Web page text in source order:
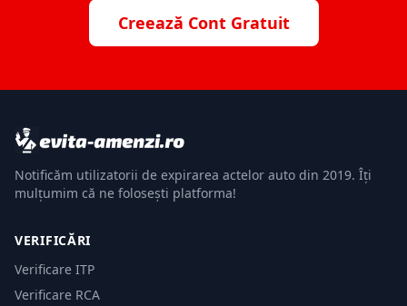
Creează Cont Gratuit
Notificăm utilizatorii de expirarea actelor auto din 2019. Îți
mulțumim că ne folosești platforma!
VERIFICĂRI
Verificare ITP
Verificare RCA